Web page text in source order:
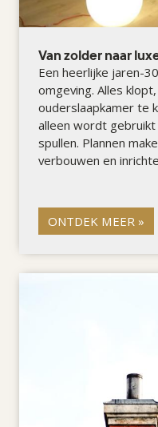
Van zolder naar
Een heerlijke jaren-
omgeving. Alles
ouderslaapkamer te
alleen wordt
spullen. Plannen
verbouwen en
ONTDEK MEER »